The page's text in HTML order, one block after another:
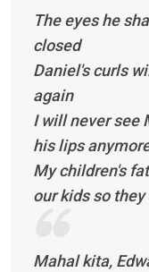
The eyes he
closed
Daniel's curls
again
I will never see
his lips
My children's
our kids so
Mahal kita,